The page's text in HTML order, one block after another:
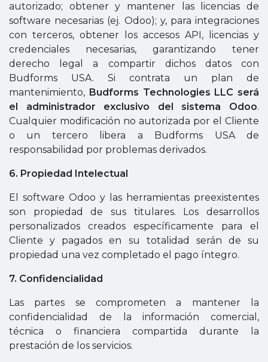
autorizado; obtener y mantener las licencias de
software necesarias (ej. Odoo); y, para integraciones
con terceros, obtener los accesos API, licencias y
credenciales necesarias, garantizando tener
derecho legal a compartir dichos datos con
Budforms USA. Si contrata un plan de
mantenimiento, Budforms Technologies LLC será
el administrador exclusivo del sistema Odoo.
Cualquier modificación no autorizada por el Cliente
o un tercero libera a Budforms USA de
responsabilidad por problemas derivados.
6. Propiedad Intelectual
El software Odoo y las herramientas preexistentes
son propiedad de sus titulares. Los desarrollos
personalizados creados específicamente para el
Cliente y pagados en su totalidad serán de su
propiedad una vez completado el pago íntegro.
7. Confidencialidad
Las partes se comprometen a mantener la
confidencialidad de la información comercial,
técnica o financiera compartida durante la
prestación de los servicios.